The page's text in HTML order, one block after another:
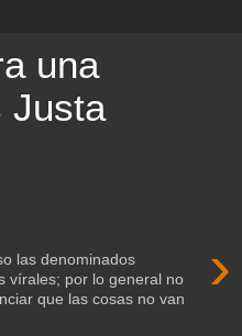
una
Justa
›
las denominados
vírales; por lo general no
que las cosas no van